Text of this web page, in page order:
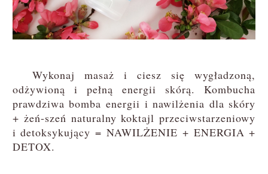
Wykonaj masaż i ciesz się wygładzoną,
odżywioną i pełną energii skórą. Kombucha
prawdziwa bomba energii i nawilżenia dla skóry
+ żeń-szeń naturalny koktajl przeciwstarzeniowy
i detoksykujący = NAWILŻENIE + ENERGIA +
DETOX.